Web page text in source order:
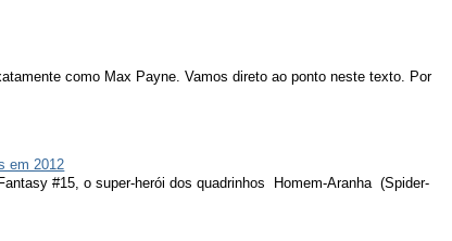
como Max Payne. Vamos direto ao ponto neste texto. Por
em 2012
#15, o super-herói dos quadrinhos Homem-Aranha (Spider-